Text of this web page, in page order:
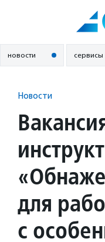
новости сервисы
Новости
для
с